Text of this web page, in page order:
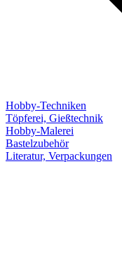
Hobby-Techniken
Töpferei, Gießtechnik
Hobby-Malerei
Bastelzubehör
Literatur, Verpackungen